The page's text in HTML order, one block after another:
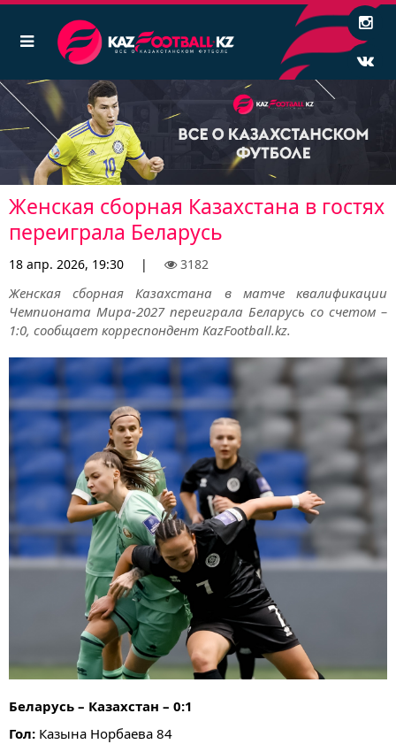
Женская сборная Казахстана в гостях
переиграла Беларусь
18 апр. 2026, 19:30 | 3182
Женская сборная Казахстана в матче квалификации
Чемпионата Мира-2027 переиграла Беларусь со счетом –
1:0, сообщает корреспондент KazFootball.kz.
Беларусь – Казахстан – 0:1
Гол: Казына Норбаева 84